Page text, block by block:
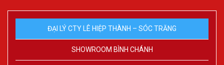
ĐẠI LÝ CTY LÊ HIỆP THÀNH – SÓC TRĂNG
SHOWROOM BÌNH CHÁNH